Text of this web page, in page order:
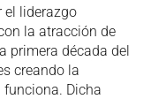
el liderazgo
la atracción de
primera década del
creando la
funciona. Dicha